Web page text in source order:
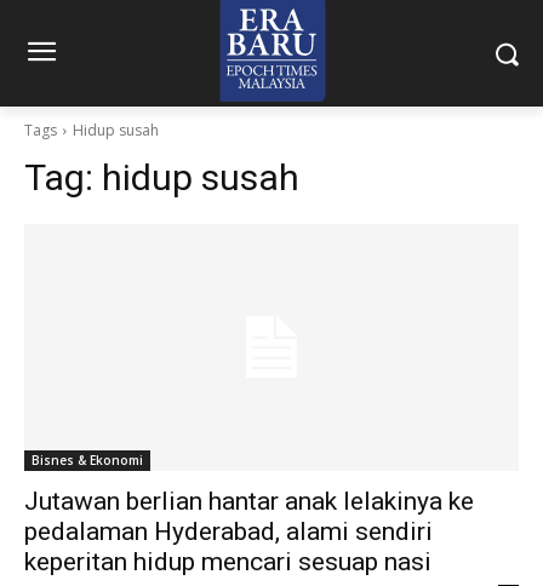
Tags Hidup susah
Tag: hidup susah
Bisnes & Ekonomi
Jutawan berlian hantar anak lelakinya ke
pedalaman Hyderabad, alami sendiri
keperitan hidup mencari sesuap nasi